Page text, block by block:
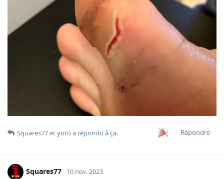
Répondre
Squares77etyoto a répondu à ça.
Squares77 10 nov. 2023